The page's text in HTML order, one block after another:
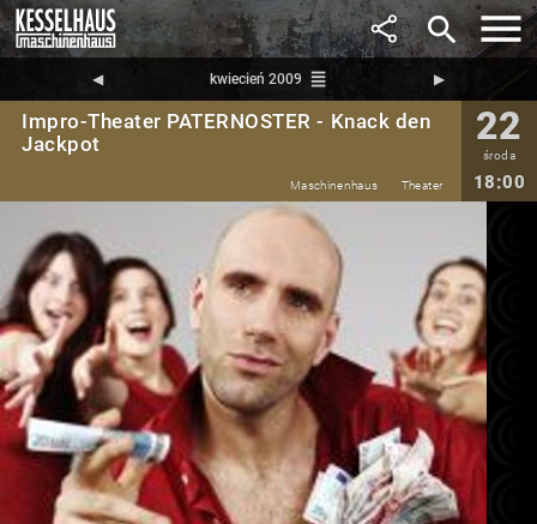
search
◀︎ kwiecień 2009 reorder ▶︎
Impro-Theater PATERNOSTER - Knack den
Jackpot
22
środa
18:00
Maschinenhaus Theater